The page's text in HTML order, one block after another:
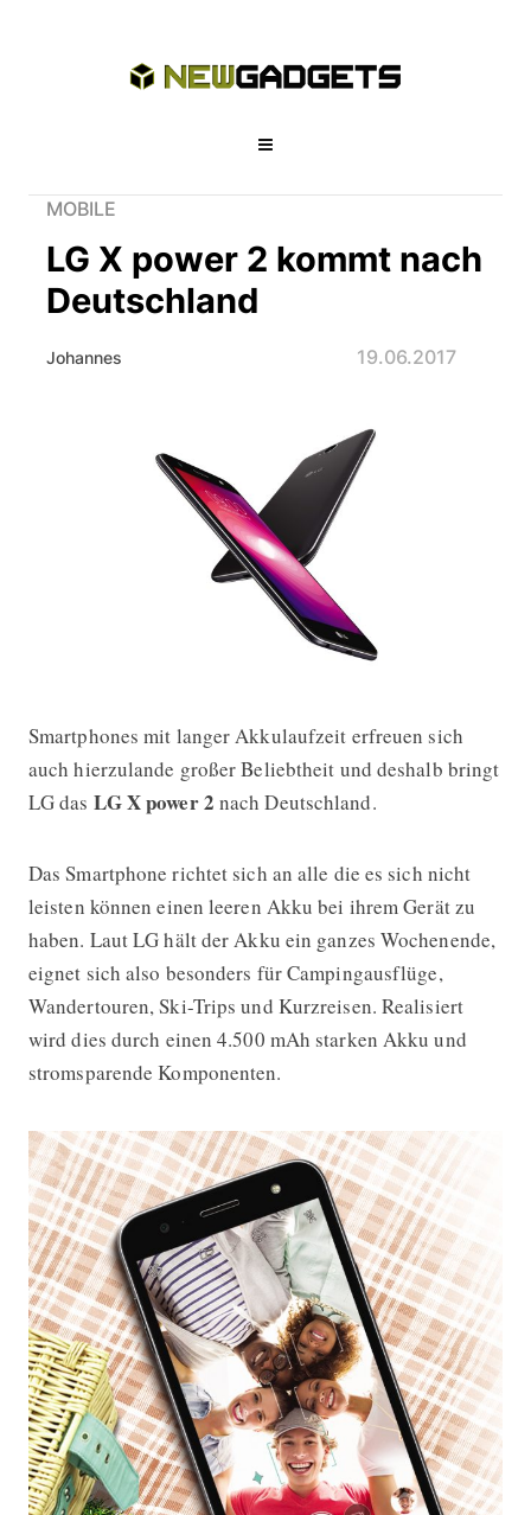
MOBILE
LG X power 2 kommt nach
Deutschland
Johannes 19.06.2017
LG X power 2 kommt nach
Smartphones mit langer Akkulaufzeit erfreuen sich
auch hierzulande großer Beliebtheit und deshalb bringt
LG das LG X power 2 nach Deutschland.
Das Smartphone richtet sich an alle die es sich nicht
leisten können einen leeren Akku bei ihrem Gerät zu
haben. Laut LG hält der Akku ein ganzes Wochenende,
eignet sich also besonders für Campingausflüge,
Wandertouren, Ski-Trips und Kurzreisen. Realisiert
wird dies durch einen 4.500 mAh starken Akku und
stromsparende Komponenten.